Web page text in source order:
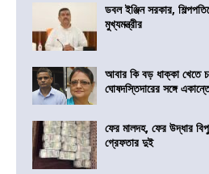
ডবল ইঞ্জিন সরকার,
মুখ্যমন্ত্রীর
আবার কি বড় ধাক্কা খেতে
ঘোষদস্তিদারের সঙ্গে
ফের মালদহ, ফের উদ্ধার
গ্রেফতার দুই